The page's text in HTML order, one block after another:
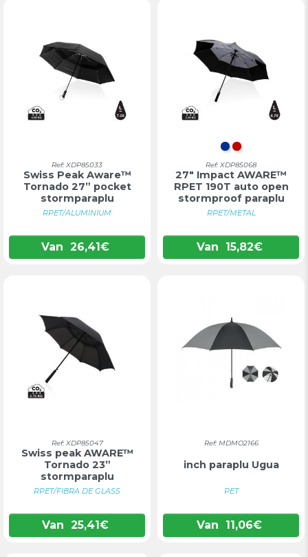
Ref: XDP85033
Swiss Peak Aware™
Tornado 27” pocket
stormparaplu
RPET/ALUMINIUM
Van 26,41€
BLAUW
ROOD
Ref: XDP85068
27" Impact AWARE™
RPET 190T auto open
stormproof paraplu
RPET/METAL
Van 15,82€
Ref: XDP85047
Swiss peak AWARE™
Tornado 23”
stormparaplu
RPET/FIBRA DE GLASS
Van 25,41€
Ref: MDMO2166
inch paraplu Ugua
PET
Van 11,06€